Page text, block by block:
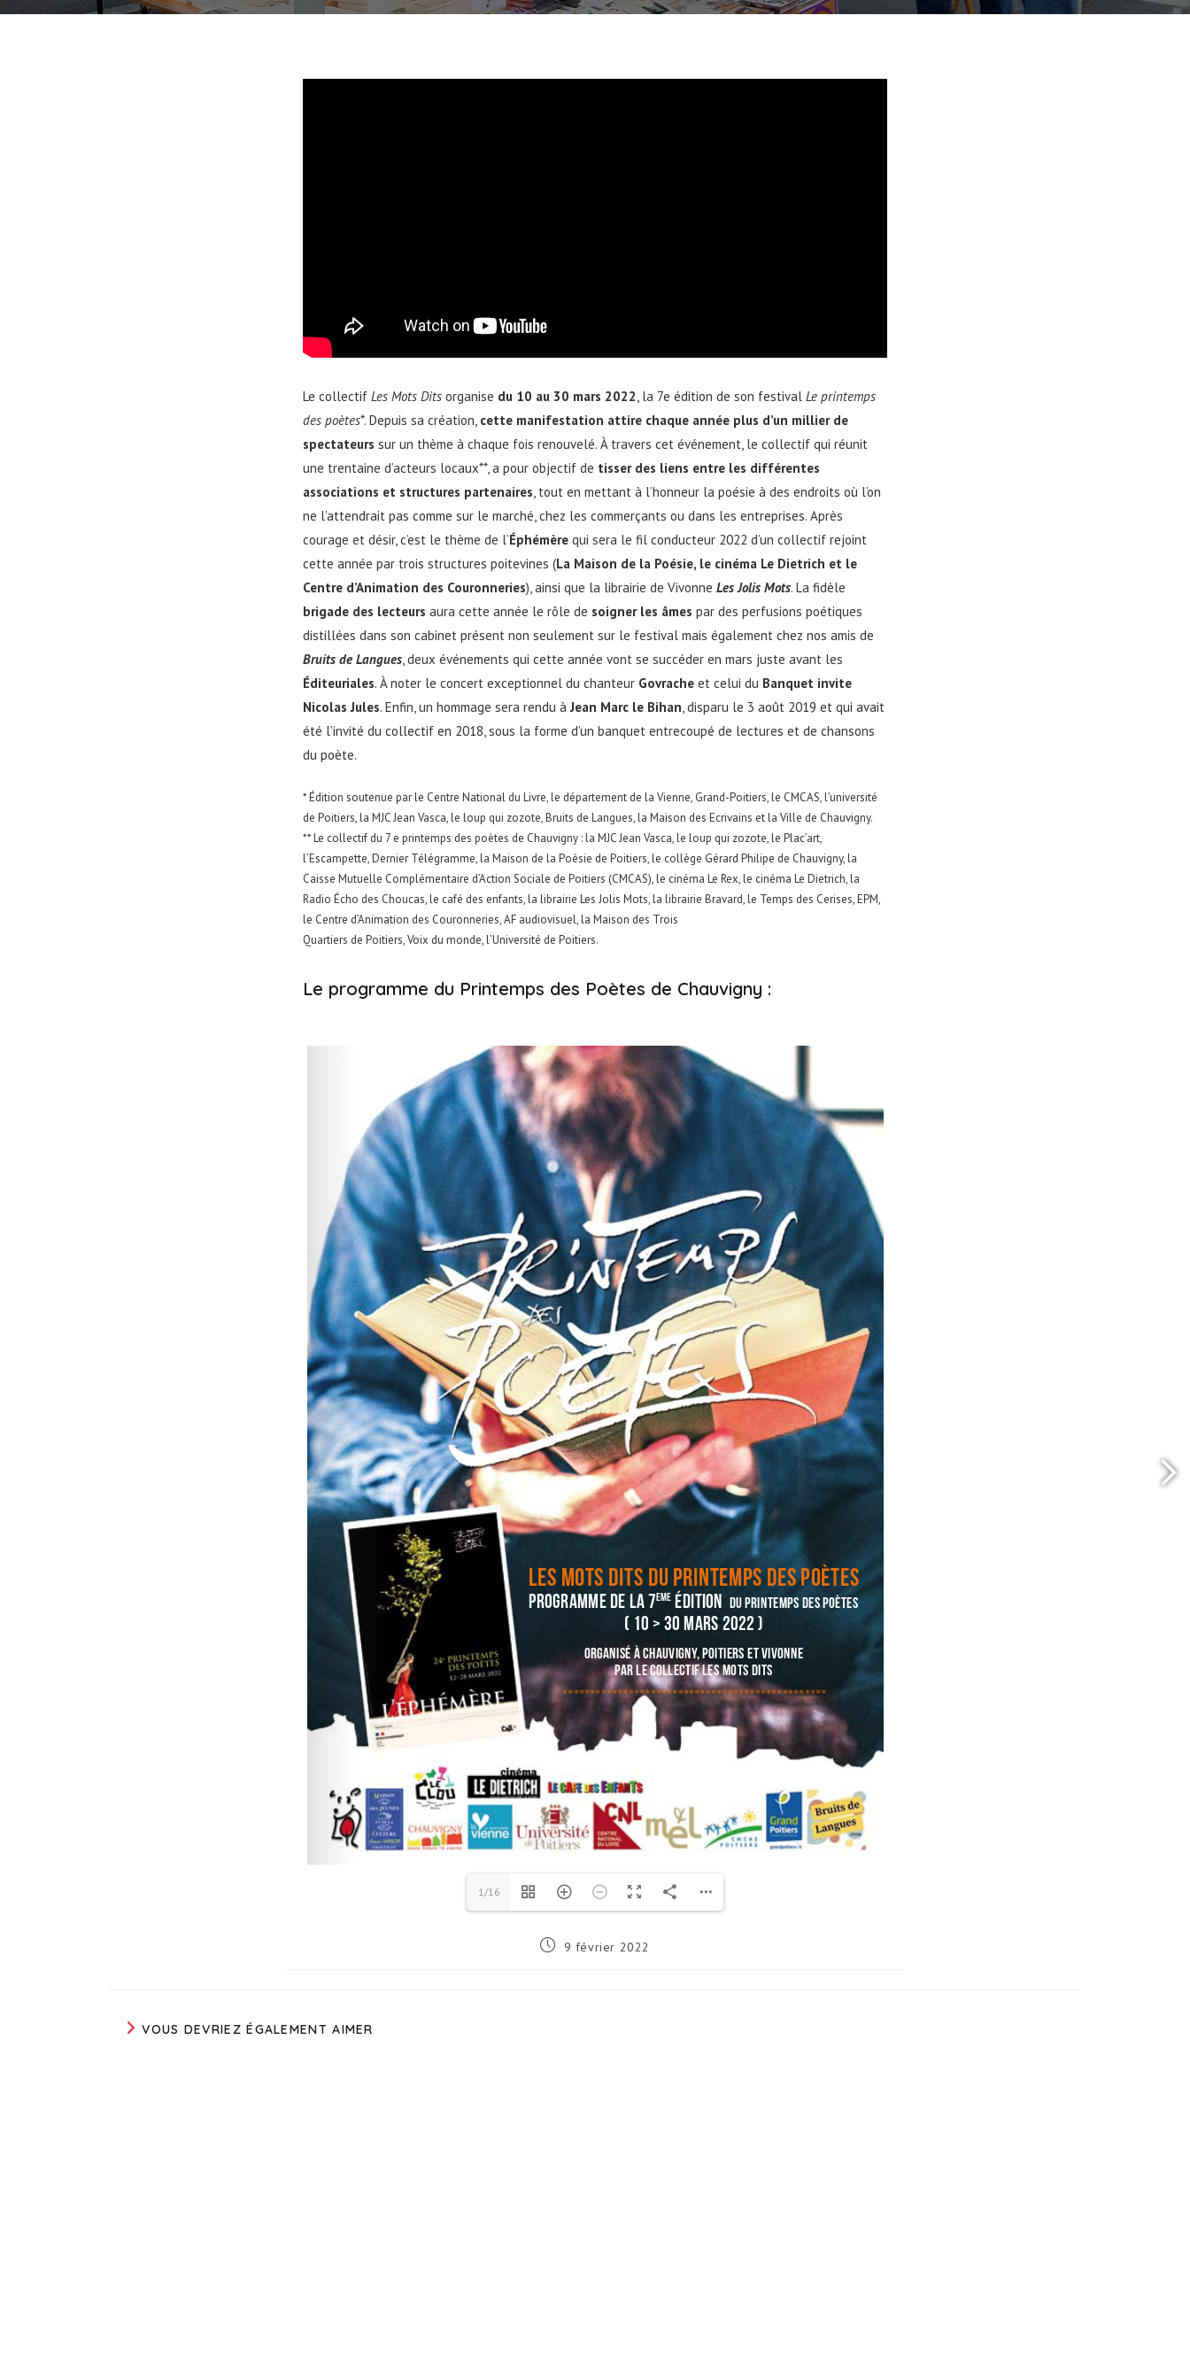
Le collectif Les Mots Dits organise du 10 au 30 mars 2022, la 7e édition de son festival Le printemps
des poètes*. Depuis sa création, cette manifestation attire chaque année plus d’un millier de
spectateurs sur un thème à chaque fois renouvelé. À travers cet événement, le collectif qui réunit
une trentaine d’acteurs locaux**, a pour objectif de tisser des liens entre les différentes
associations et structures partenaires, tout en mettant à l’honneur la poésie à des endroits où l’on
ne l’attendrait pas comme sur le marché, chez les commerçants ou dans les entreprises. Après
courage et désir, c’est le thème de l’Éphémère qui sera le fil conducteur 2022 d’un collectif rejoint
cette année par trois structures poitevines (La Maison de la Poésie, le cinéma Le Dietrich et le
Centre d’Animation des Couronneries), ainsi que la librairie de Vivonne Les Jolis Mots. La fidèle
brigade des lecteurs aura cette année le rôle de soigner les âmes par des perfusions poétiques
distillées dans son cabinet présent non seulement sur le festival mais également chez nos amis de
Bruits de Langues, deux événements qui cette année vont se succéder en mars juste avant les
Éditeuriales. À noter le concert exceptionnel du chanteur Govrache et celui du Banquet invite
Nicolas Jules. Enfin, un hommage sera rendu àJean Marc le Bihan, disparu le 3 août 2019 et qui avait
été l’invité du collectif en 2018, sous la forme d’un banquet entrecoupé de lectures et de chansons
du poète.
* Édition soutenue par le Centre National du Livre, le département de la Vienne, Grand-Poitiers, le CMCAS, l’université
de Poitiers, la MJC Jean Vasca, le loup qui zozote, Bruits de Langues, la Maison des Ecrivains et la Ville de Chauvigny.
** Le collectif du 7 e printemps des poètes de Chauvigny : la MJC Jean Vasca, le loup qui zozote, le Plac’art,
l’Escampette, Dernier Télégramme, la Maison de la Poésie de Poitiers, le collège Gérard Philipe de Chauvigny, la
Caisse Mutuelle Complémentaire d’Action Sociale de Poitiers (CMCAS), le cinéma Le Rex, le cinéma Le Dietrich, la
Radio Écho des Choucas, le café des enfants, la librairie Les Jolis Mots, la librairie Bravard, le Temps des Cerises, EPM,
le Centre d’Animation des Couronneries, AF audiovisuel, la Maison des Trois
Quartiers de Poitiers, Voix du monde, l’Université de Poitiers.
Le programme du Printemps des Poètes de Chauvigny :
1/16
Publication
9 février 2022
VOUS DEVRIEZ ÉGALEMENT AIMER